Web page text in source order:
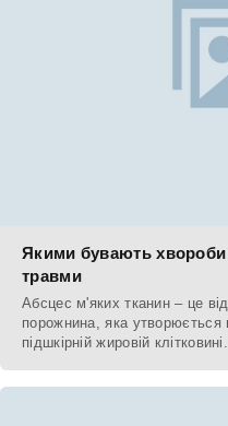
Якими бувають хвороби
травми
Абсцес м'яких тканин – це
порожнина, яка утворюється
підшкірній жировій клітковині.